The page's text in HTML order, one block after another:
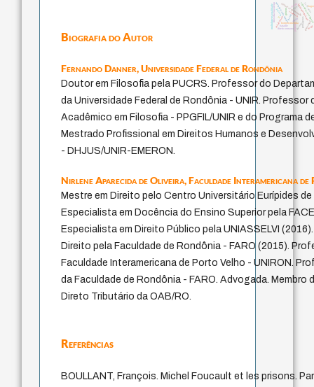
Biografia do Autor
Fernando Danner,Universidade Federal de Rondônia
Doutor em Filosofia pela PUCRS. Professor do
da Universidade Federal de Rondônia - UNIR. Professor
Acadêmico em Filosofia - PPGFIL/UNIR e do Programa
Mestrado Profissional em Direitos Humanos e
- DHJUS/UNIR-EMERON.
Nirlene Aparecida de Oliveira,Faculdade Interamericana
Mestre em Direito pelo Centro Universitário Eurípides de
Especialista em Docência do Ensino Superior pela
Especialista em Direito Público pela UNIASSELVI
Direito pela Faculdade de Rondônia - FARO (2015).
Faculdade Interamericana de Porto Velho - UNIRON.
da Faculdade de Rondônia - FARO. Advogada. Membro
Direto Tributário da OAB/RO.
Referências
BOULLANT, François. Michel Foucault et les prisons.
fundamentalismo
jacobi protágoras
experiência
metafísica do tempo
género
idade
intolerância
history of philosophy
homem-medida
filosofia brasileira j.c.m. neto
palavra
leyes
violencia
guayaquil
direito romano
lei
multidimensionalidade desejo
bataille mind
therapy